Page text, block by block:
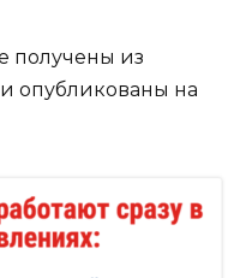
получены из
опубликованы на